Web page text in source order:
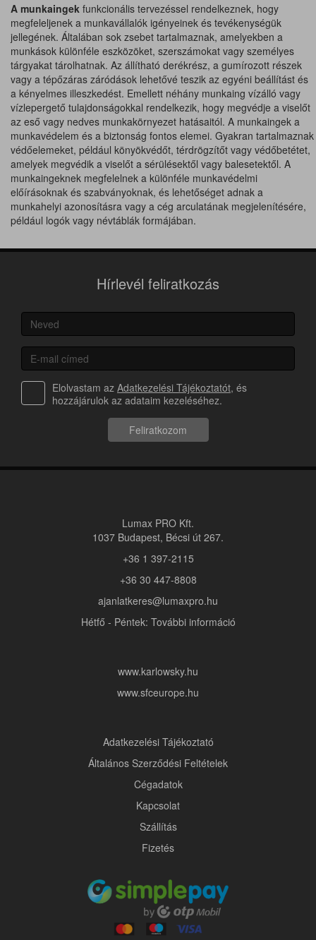
A munkaingek funkcionális tervezéssel rendelkeznek, hogy
megfeleljenek a munkavállalók igényeinek és tevékenységük
jellegének. Általában sok zsebet tartalmaznak, amelyekben a
munkások különféle eszközöket, szerszámokat vagy személyes
tárgyakat tárolhatnak. Az állítható derékrész, a gumírozott részek
vagy a tépőzáras záródások lehetővé teszik az egyéni beállítást és
a kényelmes illeszkedést. Emellett néhány munkaing vízálló vagy
vízlepergető tulajdonságokkal rendelkezik, hogy megvédje a viselőt
az eső vagy nedves munkakörnyezet hatásaitól. A munkaingek a
munkavédelem és a biztonság fontos elemei. Gyakran tartalmaznak
védőelemeket, például könyökvédőt, térdrögzítőt vagy védőbetétet,
amelyek megvédik a viselőt a sérülésektől vagy balesetektől. A
munkaingeknek megfelelnek a különféle munkavédelmi
előírásoknak és szabványoknak, és lehetőséget adnak a
munkahelyi azonosításra vagy a cég arculatának megjelenítésére,
például logók vagy névtáblák formájában.
Hírlevél feliratkozás
Elolvastam az Adatkezelési Tájékoztatót, és
hozzájárulok az adataim kezeléséhez.
Feliratkozom
Lumax PRO Kft.
1037 Budapest, Bécsi út 267.
+36 1 397-2115
+36 30 447-8808
ajanlatkeres@lumaxpro.hu
Hétfő - Péntek: További információ
www.karlowsky.hu
www.sfceurope.hu
Adatkezelési Tájékoztató
Általános Szerződési Feltételek
Cégadatok
Kapcsolat
Szállítás
Fizetés